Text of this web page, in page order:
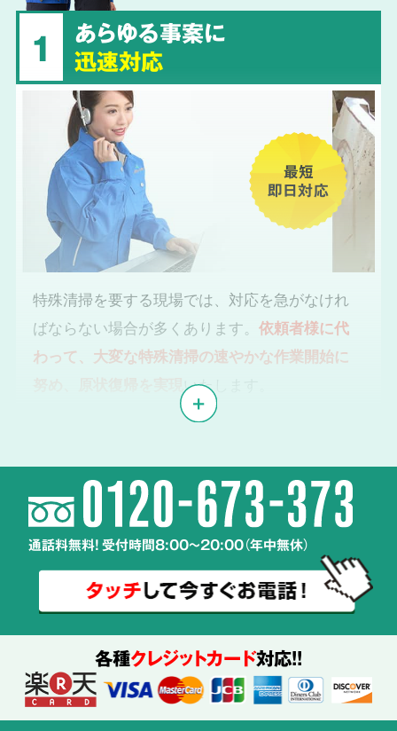
1
あらゆる事案に
迅速対応
最短
即日対応
特殊清掃を要する現場では、対応を急がなけれ
ばならない場合が多くあります。依頼者様に代
わって、大変な特殊清掃の速やかな作業開始に
いたします。
2
体液や汚物、雑菌の
除去・除菌・洗浄
使用する
薬剤も
通話料無料! 受付時間8:00～20:00（年中無休）
各種クレジットカード対応!!